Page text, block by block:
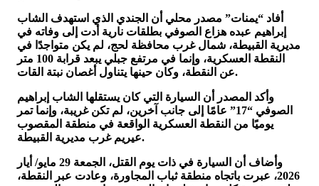
أفاد “يمنات” مصدر محلي أن الجندي الذي استهدف الشاب
إبراهيم عبده هزاع الصوفي بطلقات نارية أدت إلى وفاته في
مديرية القبيطة، شمال غرب محافظة لحج، لم يكن متواجدًا في
النقطة العسكرية، وإنما في مرتفع جبلي يبعد قرابة 100 متر
عن النقطة، وكان حينها يتناول أغصان نبتة القات.
وأكد المصدر أن السيارة التي كان يستقلها الشاب إبراهيم
الصوفي “17” عامًا إلى جانب آخرين، لم تكن غريبة، وإنما تمر
يوميًا من النقطة العسكرية الواقعة في منطقة المقصوب
عيريم غرب مديرية القبيطة.
وأضاف أن السيارة في ذات يوم القتل، الجمعة 29 مايو/ أيار
2026، عبرت باتجاه منطقة ثباب المجاورة، وعادت عبر النقطة،